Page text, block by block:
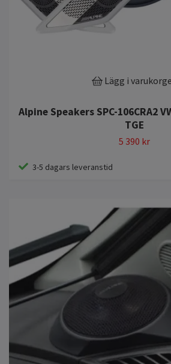
Lägg i
Alpine Speakers SPC-106CRA2
TGE
5 390 kr
3-5 dagars leveranstid